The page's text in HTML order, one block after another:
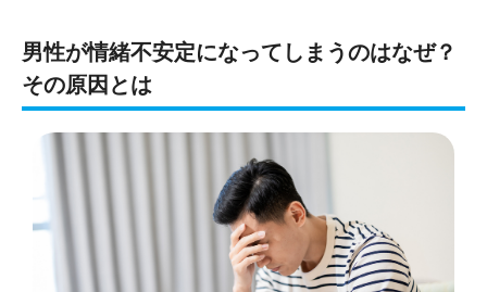
男性が情緒不安定になってしまうのはなぜ？
その原因とは